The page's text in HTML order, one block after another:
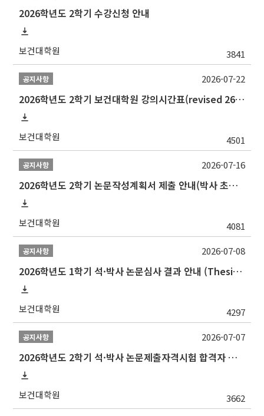
2026학년도 2학기 수강신청 안내
보건대학원 3841
공지사항
2026학년도 2학기 보건대학원 강의시간표(revised 260803)(2026 2nd SEMESTER SNU GSPH TIMETABLE)
보건대학원 4501
2026-07-22
공지사항
2026학년도 2학기 논문작성계획서 제출 안내(박사 초심 일정 포함)_Thesis Proposal
보건대학원 4081
2026-07-16
공지사항
2026학년도 1학기 석·박사 논문심사 결과 안내 (Thesis Defense Result)
보건대학원 4297
2026-07-08
공지사항
2026학년도 2학기 석·박사 논문제출자격시험 합격자 공고(TSQ Exam Result)
보건대학원 3662
2026-07-07